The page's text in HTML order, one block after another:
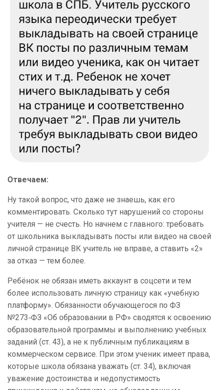
Отвечаем:
Ну такой вопрос, что даже не знаешь, как его
комментировать. Сколько тут нарушений со стороны
учителя — не счесть. Но начнем с главного: требовать
от школьника выкладывать посты или видео на своей
личной странице ВК учитель не вправе, а ставить «2»
за отказ — тем более.
Ребёнок не обязан иметь аккаунт в соцсети и тем
более использовать личную страницу как «учебную
платформу». Обязанности обучающегося по ФЗ
№273‑ФЗ «Об образовании в РФ» сводятся к освоению
образовательной программы и выполнению учебных
заданий (ст. 43), а не к публичным публикациям в
коммерческом сервисе. При этом ученик имеет права,
которые школа обязана уважать (ст. 34), включая
уважение достоинства и недопустимость